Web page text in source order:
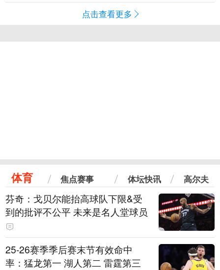
点击查看更多
体育 焦点赛事 体坛快讯 高尔夫
芬奇：戈贝尔能抬高球队下限&受
到的批评不公平 未来是名人堂球员
25-26赛季季后赛末节有效命中
率：猛龙第一 湖人第二 雷霆第三